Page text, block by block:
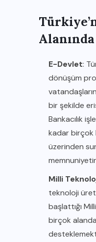
E-Devlet:
dönüşüm
bir şekilde
Bankacılık
kadar birçok
üzerinden
Milli
teknoloji
başlattığı
birçok alanda